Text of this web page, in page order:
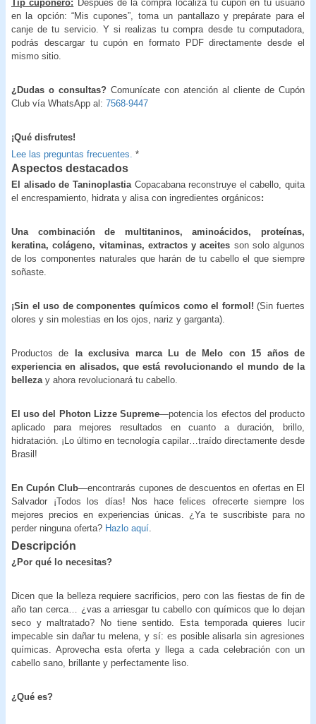
Tip cuponero: Después de la compra localiza tu cupón en tu usuario
en la opción: “Mis cupones”, toma un pantallazo y prepárate para el
canje de tu servicio. Y si realizas tu compra desde tu computadora,
podrás descargar tu cupón en formato PDF directamente desde el
mismo sitio.
¿Dudas o consultas? Comunícate con atención al cliente de Cupón
Club vía WhatsApp al: 7568-9447
¡Qué disfrutes!
Lee las preguntas frecuentes. *
Aspectos destacados
El alisado de TaninoplastiaCopacabana reconstruye el cabello, quita
el encrespamiento, hidrata y alisa con ingredientes orgánicos:
Una combinación de multitaninos, aminoácidos, proteínas,
keratina, colágeno, vitaminas, extractos y aceites son solo algunos
de los componentes naturales que harán de tu cabello el que siempre
soñaste.
¡Sin el uso de componentes químicos como el formol!(Sin fuertes
olores y sin molestias en los ojos, nariz y garganta).
Productos de la exclusiva marca Lu de Melo con 15 años de
experiencia en alisados, que está revolucionando el mundo de la
belleza y ahora revolucionará tu cabello.
El uso del Photon Lizze Supreme—potencia los efectos del producto
aplicado para mejores resultados en cuanto a duración, brillo,
hidratación. ¡Lo último en tecnología capilar…traído directamente desde
Brasil!
En Cupón Club—encontrarás cupones de descuentos en ofertas en El
Salvador ¡Todos los días! Nos hace felices ofrecerte siempre los
mejores precios en experiencias únicas. ¿Ya te suscribiste para no
perder ninguna oferta? Hazlo aquí
Descripción
¿Por qué lo necesitas?
Dicen que la belleza requiere sacrificios, pero con las fiestas de fin de
año tan cerca… ¿vas a arriesgar tu cabello con químicos que lo dejan
seco y maltratado? No tiene sentido. Esta temporada quieres lucir
impecable sin dañar tu melena, y sí: es posible alisarla sin agresiones
químicas. Aprovecha esta oferta y llega a cada celebración con un
cabello sano, brillante y perfectamente liso.
¿Qué es?